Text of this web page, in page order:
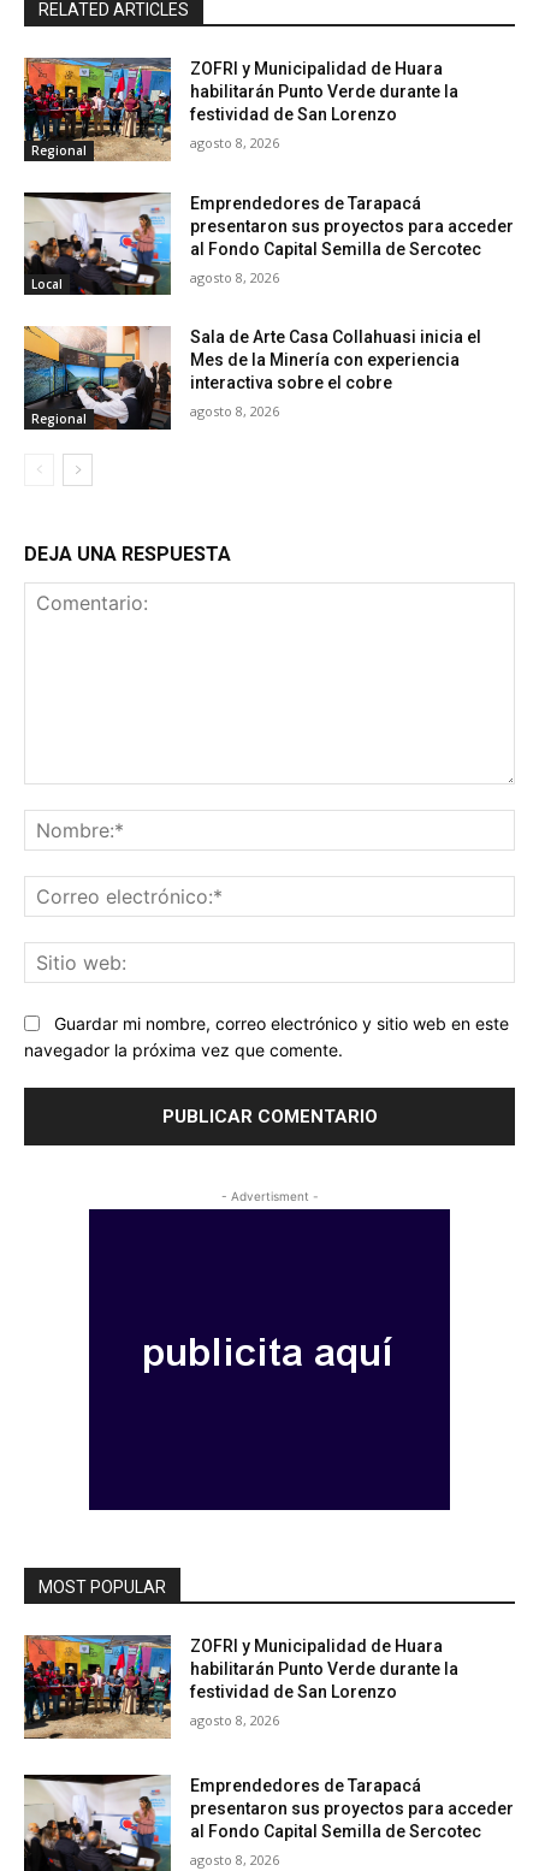
RELATED ARTICLES
Regional
ZOFRI y Municipalidad de Huara
habilitarán Punto Verde durante la
festividad de San Lorenzo
agosto 8, 2026
Local
Emprendedores de Tarapacá
presentaron sus proyectos para acceder
al Fondo Capital Semilla de Sercotec
agosto 8, 2026
Regional
Sala de Arte Casa Collahuasi inicia el
Mes de la Minería con experiencia
interactiva sobre el cobre
agosto 8, 2026
DEJA UNA RESPUESTA
Guardar mi nombre, correo electrónico y sitio web en este
navegador la próxima vez que comente.
- Advertisment -
MOST POPULAR
ZOFRI y Municipalidad de Huara
habilitarán Punto Verde durante la
festividad de San Lorenzo
agosto 8, 2026
Emprendedores de Tarapacá
presentaron sus proyectos para acceder
al Fondo Capital Semilla de Sercotec
agosto 8, 2026